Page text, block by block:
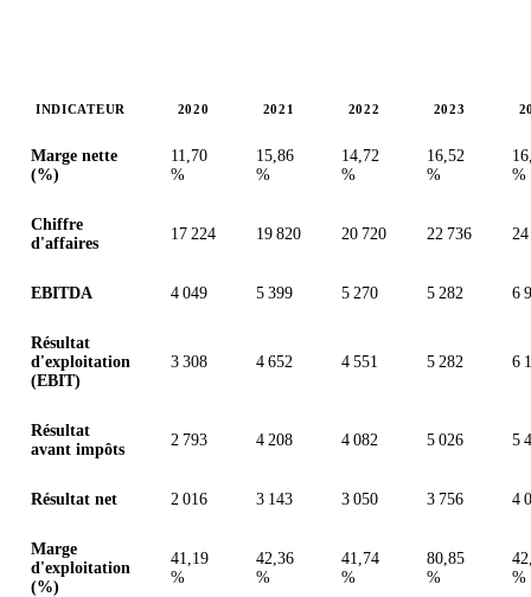
INDICATEUR 2020 2021 2022 2023
Marge nette
(%)
11,70
%
15,86
%
14,72
%
16,52
%
%
Chiffre
d'affaires
17 224 19 820 20 720 22 736
EBITDA 4 049 5 399 5 270 5 282 6
Résultat
d'exploitation
(EBIT)
3 308 4 652 4 551 5 282 6
Résultat
avant impôts
2 793 4 208 4 082 5 026 5
Résultat net 2 016 3 143 3 050 3 756 4
Marge
d'exploitation
(%)
41,19
%
42,36
%
41,74
%
80,85
%
%